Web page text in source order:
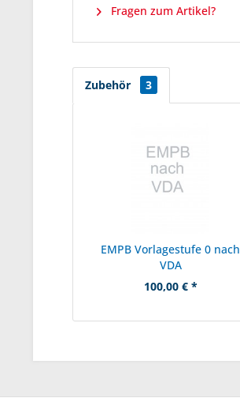
Fragen zum Artikel?
Zubehör 3
EMPB Vorlagestufe 0 nach
VDA
100,00 € *